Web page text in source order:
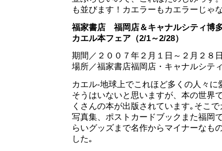
も並びます！カエラーもカエラーじゃ
福家書店 福岡店＆キャナルシティ博
カエル本フェア（2/1～2/28）
期間／２００７年２月１日～２月２８
場所／福家書店福岡店・キャナルシテ
カエル‐地球上でこれほど多くの人々
そうはいないと思いますが、本の世界
くさんの本が出版されています｡そこ
写真集、ポストカードブックまた福岡
らいグッズまで名作からマイナーなも
した｡